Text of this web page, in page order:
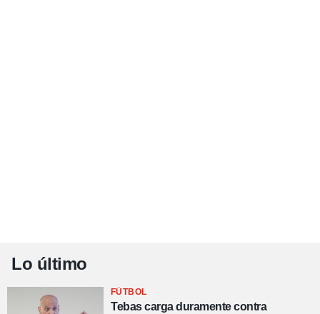
Lo último
FÚTBOL
Tebas carga duramente contra